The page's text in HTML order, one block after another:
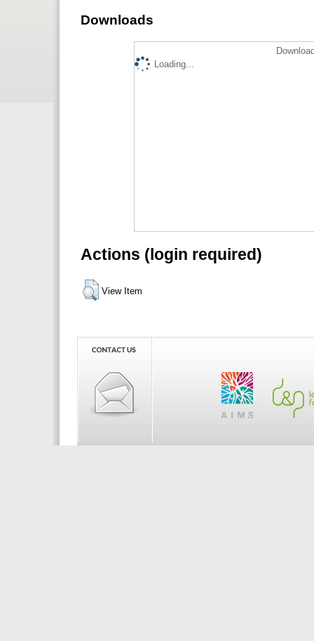
Downloads
Loading...
Actions (login required)
View Item